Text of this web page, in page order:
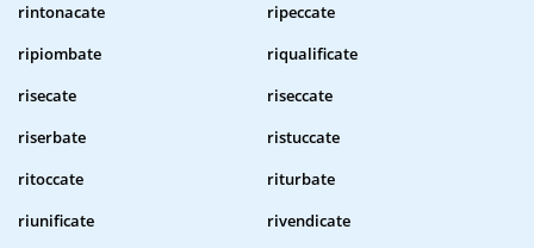
rintonacate
ripeccate
ripiombate
riqualificate
risecate
riseccate
riserbate
ristuccate
ritoccate
riturbate
riunificate
rivendicate